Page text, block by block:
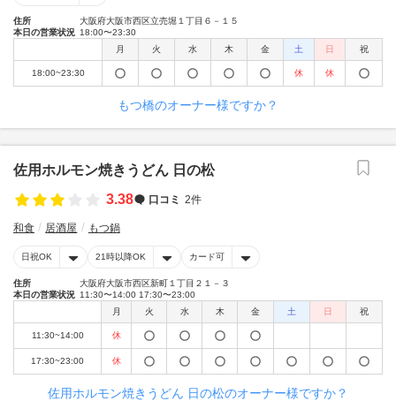
住所
大阪府大阪市西区立売堀１丁目６－１５
本日の営業状況 18:00〜23:30
月
火 水 木 金 土 日 祝
18:00~23:30 休 休
もつ橋のオーナー様ですか？
佐用ホルモン焼きうどん 日の松
3.38
口コミ 2件
和食 居酒屋 もつ鍋
日祝OK 21時以降OK カード可
住所
大阪府大阪市西区新町１丁目２１－３
本日の営業状況 11:30〜14:00 17:30〜23:00
月
火 水 木 金 土 日 祝
11:30~14:00 休
17:30~23:00 休
佐用ホルモン焼きうどん 日の松のオーナー様ですか？